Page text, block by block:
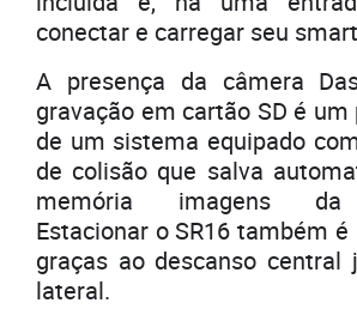
conectar e carregar seu
A presença da câmera
gravação em cartão SD é um
de um sistema equipado
de colisão que salva
memória imagens da
Estacionar o SR16 também
graças ao descanso central
lateral.